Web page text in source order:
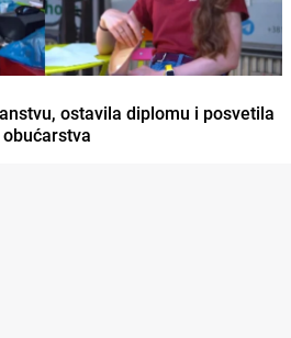
ostavila diplomu i posvetila